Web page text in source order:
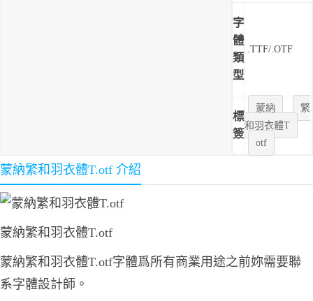
字
體
類
型
.TTF/.OTF
標
簽
蒙納
繁
和羽衣體T
otf
蒙納繁和羽衣體T.otf 介紹
蒙納繁和羽衣體T.otf
蒙納繁和羽衣體T.otf字體爲所有商業用途之前妳需要聯
系字體設計師。